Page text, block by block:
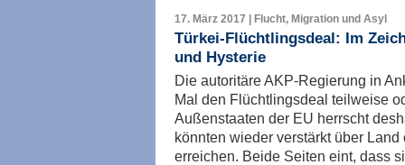
17. März 2017 | Flucht, Migration und Asyl
Türkei-Flüchtlingsdeal: Im
und Hysterie
Die autoritäre AKP-Regierung in
Mal den Flüchtlingsdeal teilweise
Außenstaaten der EU herrscht
könnten wieder verstärkt über
erreichen. Beide Seiten eint, dass